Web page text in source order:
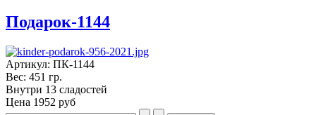
Подарок-1144
Артикул: ПК-1144
Вес: 451 гр.
Внутри 13 сладостей
Цена 1952 руб